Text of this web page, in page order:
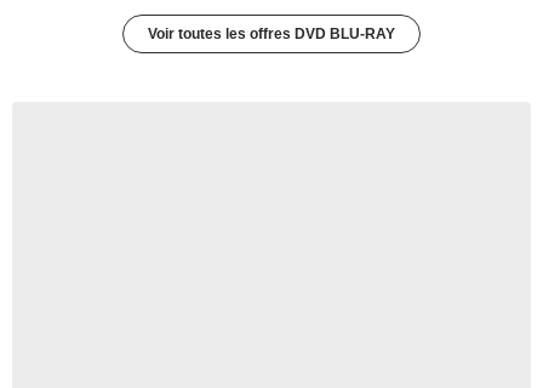
Voir toutes les offres DVD BLU-RAY